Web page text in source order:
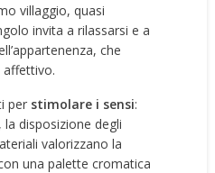
villaggio, quasi
invita a rilassarsi e a
che
affettivo.
per stimolare i sensi:
la disposizione degli
valorizzano la
una palette cromatica